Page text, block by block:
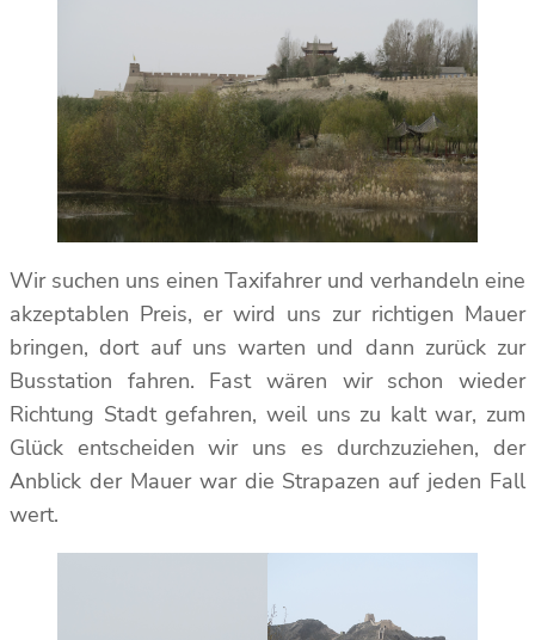
Wir suchen uns einen Taxifahrer und verhandeln eine
akzeptablen Preis, er wird uns zur richtigen Mauer
bringen, dort auf uns warten und dann zurück zur
Busstation fahren. Fast wären wir schon wieder
Richtung Stadt gefahren, weil uns zu kalt war, zum
Glück entscheiden wir uns es durchzuziehen, der
Anblick der Mauer war die Strapazen auf jeden Fall
wert.